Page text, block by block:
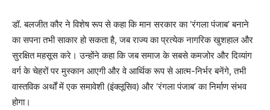
डॉ. बलजीत कौर ने विशेष रूप से कहा कि मान सरकार का ‘रंगला पंजाब’ बनाने
का सपना तभी साकार हो सकता है, जब राज्य का प्रत्येक नागरिक खुशहाल और
सुरक्षित महसूस करे। उन्होंने कहा कि जब समाज के सबसे कमजोर और दिव्यांग
वर्ग के चेहरों पर मुस्कान आएगी और वे आर्थिक रूप से आत्म-निर्भर बनेंगे, तभी
वास्तविक अर्थों में एक समावेशी (इंक्लूसिव) और ‘रंगला पंजाब’ का निर्माण संभव
होगा।